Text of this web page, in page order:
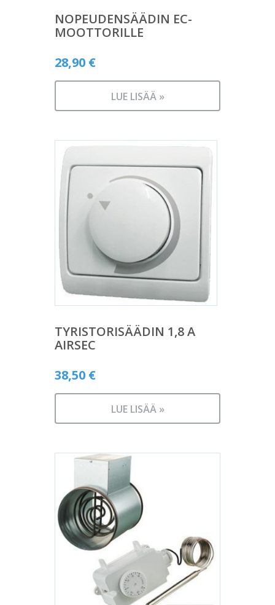
NOPEUDENSÄÄDIN EC-
MOOTTORILLE
28,90 €
LUE LISÄÄ »
TYRISTORISÄÄDIN 1,8 A
AIRSEC
38,50 €
LUE LISÄÄ »